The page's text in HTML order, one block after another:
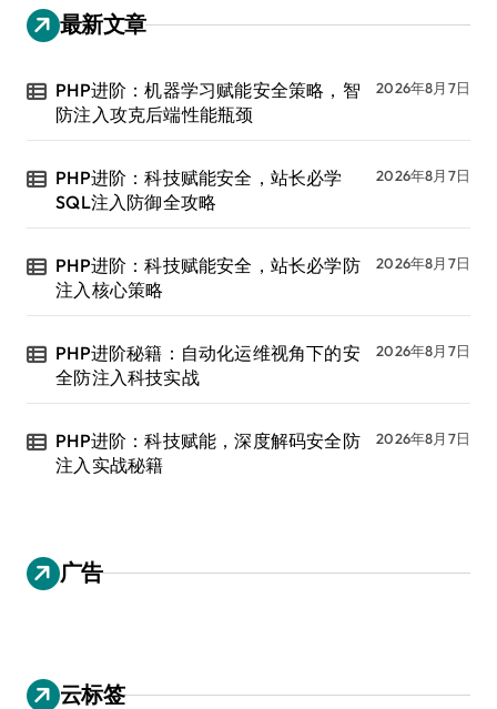
最新文章
PHP进阶：机器学习赋能安全策略，智
防注入攻克后端性能瓶颈
2026年8月7日
PHP进阶：科技赋能安全，站长必学
SQL注入防御全攻略
2026年8月7日
PHP进阶：科技赋能安全，站长必学防
注入核心策略
2026年8月7日
PHP进阶秘籍：自动化运维视角下的安
全防注入科技实战
2026年8月7日
PHP进阶：科技赋能，深度解码安全防
注入实战秘籍
2026年8月7日
广告
云标签